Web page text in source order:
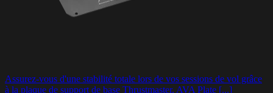
Assurez-vous d'une stabilité totale lors de vos sessions de vol grâce
à la plaque de support de base Thrustmaster, AVA Plate [...]